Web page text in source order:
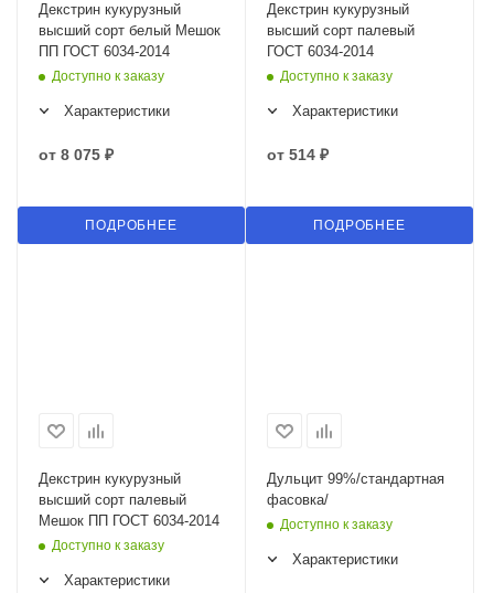
Декстрин кукурузный
высший сорт белый Мешок
ПП ГОСТ 6034-2014
Доступно к заказу
Характеристики
от 8 075 ₽
ПОДРОБНЕЕ
Декстрин кукурузный
высший сорт палевый
ГОСТ 6034-2014
Доступно к заказу
Характеристики
от 514 ₽
ПОДРОБНЕЕ
Декстрин кукурузный
высший сорт палевый
Мешок ПП ГОСТ 6034-2014
Доступно к заказу
Характеристики
Дульцит 99%/стандартная
фасовка/
Доступно к заказу
Характеристики